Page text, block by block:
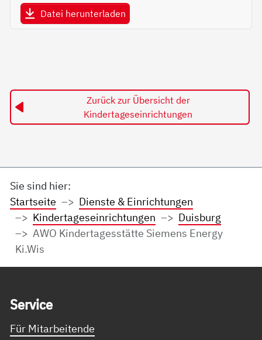
Datei herunterladen
Zurück zur Übersicht der
Kindertageseinrichtungen
Sie sind hier:
Startseite
Dienste & Einrichtungen
Kindertageseinrichtungen
Duisburg
AWO Kindertagesstätte Siemens Energy
Ki.Wis
Ser­vice
Für Mitarbeitende